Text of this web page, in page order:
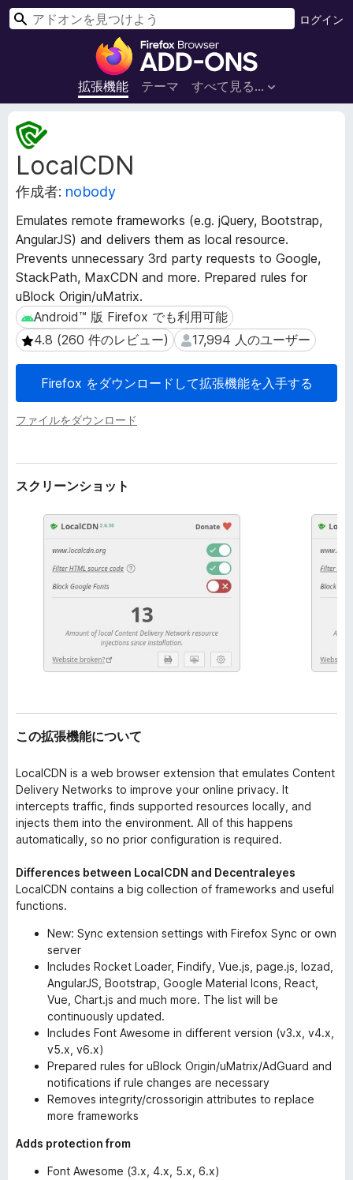
F
r
e
ウ
ザ
ー
ア
オ
ン
拡張機能 テーマ すべて見る...
ログイン
検
LocalCDN
作成者: nobody
Emulates remote frameworks (e.g. jQuery, Bootstrap,
AngularJS) and delivers them as local resource.
Prevents unnecessary 3rd party requests to Google,
StackPath, MaxCDN and more. Prepared rules for
uBlock Origin/uMatrix.
Android™ 版 Firefox でも利用可能
Android™ 版 Firefox でも利用可能
4.8 (260 件のレビュー)
4.8 (260 件のレビュー) 17,994 人のユーザー
17,994 人のユーザー
Firefox をダウンロードして拡張機能を入手する
ファイルをダウンロード
拡
張
機
能
メ
デ
ー
タ
スクリーンショット
この拡張機能について
LocalCDN is a web browser extension that emulates Content
Delivery Networks to improve your online privacy. It
intercepts traffic, finds supported resources locally, and
injects them into the environment. All of this happens
automatically, so no prior configuration is required.
Differences between LocalCDN and Decentraleyes
LocalCDN contains a big collection of frameworks and useful
functions.
New: Sync extension settings with Firefox Sync or own
server
Includes Rocket Loader, Findify, Vue.js, page.js, lozad,
AngularJS, Bootstrap, Google Material Icons, React,
Vue, Chart.js and much more. The list will be
continuously updated.
Includes Font Awesome in different version (v3.x, v4.x,
v5.x, v6.x)
Prepared rules for uBlock Origin/uMatrix/AdGuard and
notifications if rule changes are necessary
Removes integrity/crossorigin attributes to replace
more frameworks
Adds protection from
Font Awesome (3.x, 4.x, 5.x, 6.x)